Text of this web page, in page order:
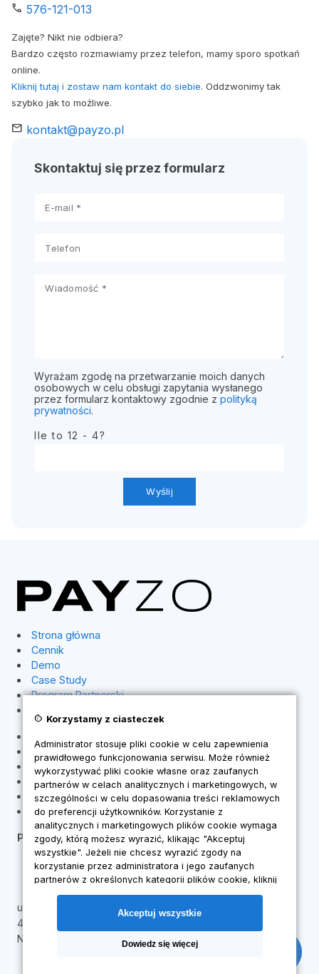
call 576-121-013
Zajęte? Nikt nie odbiera?
Bardzo często rozmawiamy przez telefon, mamy sporo spotkań
online.
Kliknij tutaj i zostaw nam kontakt do siebie. Oddzwonimy tak
szybko jak to możliwe.
mail kontakt@payzo.pl
Skontaktuj się przez formularz
Wyrażam zgodę na przetwarzanie moich danych
osobowych w celu obsługi zapytania wysłanego
przez formularz kontaktowy zgodnie z polityką
prywatności.
Ile to 12 - 4?
Strona główna
Cennik
Demo
Case Study
Program Partnerski
Polityka prywatności
Pliki cookies
Polityka opinii
Odstąpienie od umowy / zwrot
Edytuj zgody cookie
PayZO
576-121-013
kontakt@payzo.pl
ul. M. Konopnickiej 47
44-370 Pszów
NIP: 6472607505
cookie Korzystamy z ciasteczek
Administrator stosuje pliki cookie w celu zapewnienia
prawidłowego funkcjonowania serwisu. Może również
wykorzystywać pliki cookie własne oraz zaufanych
partnerów w celach analitycznych i marketingowych, w
szczególności w celu dopasowania treści reklamowych
do preferencji użytkowników. Korzystanie z
analitycznych i marketingowych plików cookie wymaga
zgody, którą możesz wyrazić, klikając "Akceptuj
wszystkie". Jeżeli nie chcesz wyrazić zgody na
korzystanie przez administratora i jego zaufanych
partnerów z określonych kategorii plików cookie, kliknij
"Dowiedz się więcej" i zdecyduj o swoich
preferencjach. Wyrażoną zgodę można wycofać w
każdym momencie poprzez zmianę preferencji plików
cookie. Możliwość edycji zgód cookie znajdziesz w
stopce strony pod przyciskiem "Edytuj zgody cookie".
Dowiedz się więcej
Akceptuj wszystkie